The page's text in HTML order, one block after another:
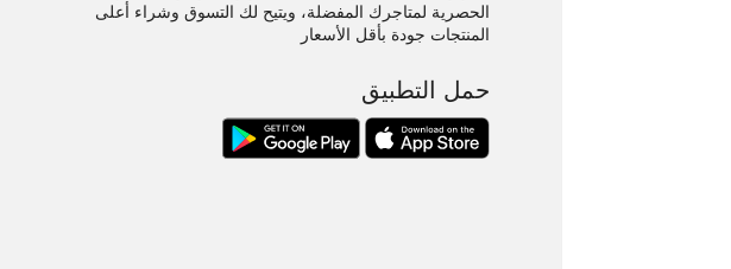
الحصرية لمتاجرك المفضلة، ويتيح لك التسوق وشراء أعلى
المنتجات جودة بأقل الأسعار
حمل التطبيق